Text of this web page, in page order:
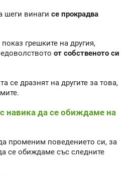
шеги винаги се прокрадва
грешките на другия,
от собственото си
се дразнят на другите за това,
навика да се обиждаме на
променим поведението си, за
се обиждаме със следните